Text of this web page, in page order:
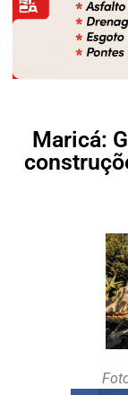
Maricá: